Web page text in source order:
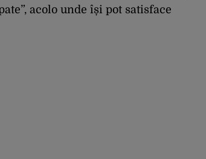
acolo unde își pot satisface